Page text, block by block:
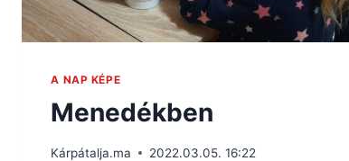
A NAP KÉPE
Menedékben
Kárpátalja.ma 2022.03.05. 16:22